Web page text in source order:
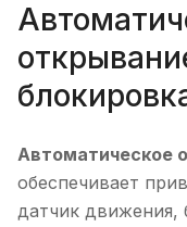
Автоматическое
обеспечивает
датчик движения,